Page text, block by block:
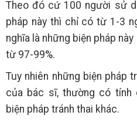
Theo đó cứ 100 người sử
pháp này thì chỉ có từ 1-3
nghĩa là những biện pháp
từ 97-99%.
Tuy nhiên những biện pháp
của bác sĩ, thường có tính
biện pháp tránh thai khác.